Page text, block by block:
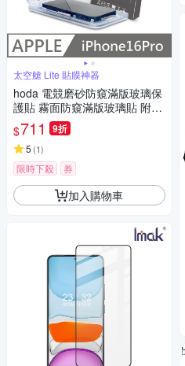
太空艙 Lite 貼膜神器
hoda 電競磨砂防窺滿版玻璃保
護貼 霧面防窺滿版玻璃貼 附無
塵太空艙貼膜神器 適用 iPhone
16 Pro
$711 9折
5 (1)
限時下殺 券
加入購物車